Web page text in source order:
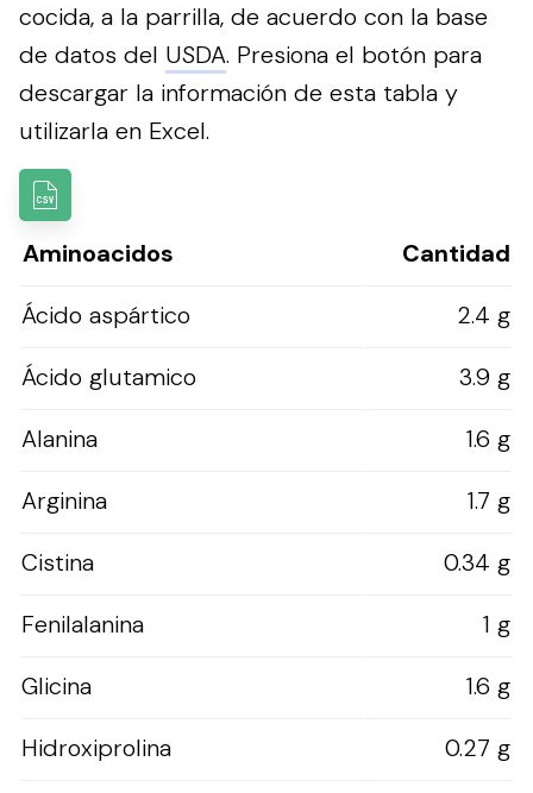
cocida, a la parrilla, de acuerdo con la base
de datos del USDA. Presiona el botón para
descargar la información de esta tabla y
utilizarla en Excel.
Aminoacidos
Cantidad
Ácido aspártico
2.4 g
Ácido glutamico
3.9 g
Alanina
1.6 g
Arginina
1.7 g
Cistina
0.34 g
Fenilalanina
1 g
Glicina
1.6 g
Hidroxiprolina
0.27 g